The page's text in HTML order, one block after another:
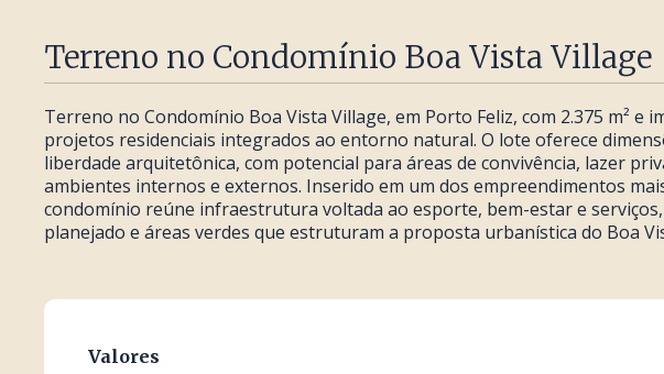
Terreno no Condomínio Boa Vista Village
Terreno no Condomínio Boa Vista Village, em Porto Feliz, com 2.375 m² e
projetos residenciais integrados ao entorno natural. O lote oferece
liberdade arquitetônica, com potencial para áreas de convivência, lazer
ambientes internos e externos. Inserido em um dos empreendimentos
condomínio reúne infraestrutura voltada ao esporte, bem-estar e
planejado e áreas verdes que estruturam a proposta urbanística do Boa
Valores